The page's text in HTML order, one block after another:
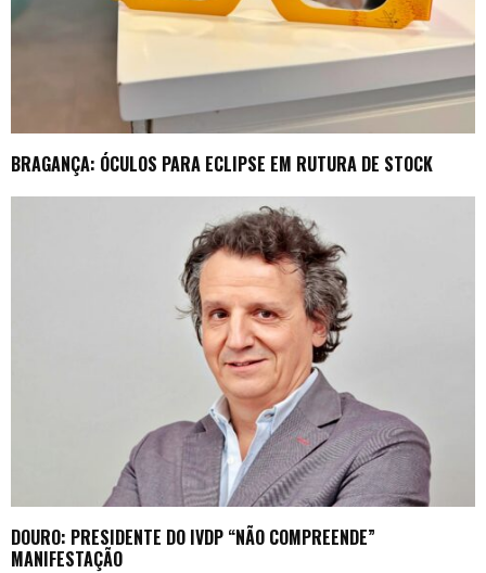
BRAGANÇA: ÓCULOS PARA ECLIPSE EM RUTURA DE STOCK
DOURO: PRESIDENTE DO IVDP “NÃO COMPREENDE”
MANIFESTAÇÃO